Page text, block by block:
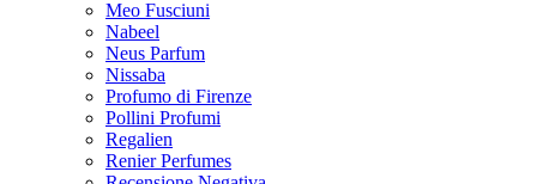
Meo Fusciuni
Nabeel
Neus Parfum
Nissaba
Profumo di Firenze
Pollini Profumi
Regalien
Renier Perfumes